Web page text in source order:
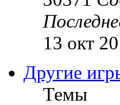
13 окт
Другие
Темы